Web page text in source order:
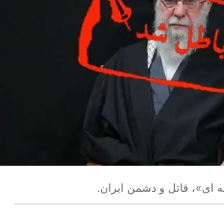
ای»، قاتل و دشمن ایران.